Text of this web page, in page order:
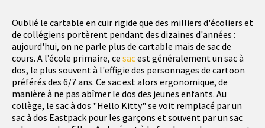
Oublié le cartable en cuir rigide que des milliers d'écoliers et
de collégiens portèrent pendant des dizaines d'années :
aujourd'hui, on ne parle plus de cartable mais de sac de
cours. A l’école primaire, ce sacest généralement un sac à
dos, le plus souvent à l'effigie des personnages de cartoon
préférés des 6/7 ans. Ce sac est alors ergonomique, de
manière à ne pas abîmer le dos des jeunes enfants. Au
collège, le sac à dos "Hello Kitty" se voit remplacé par un
sac à dos Eastpack pour les garçons et souvent par un sac